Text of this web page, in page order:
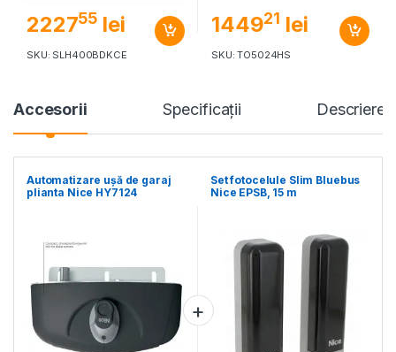
222755 lei
SKU: SLH400BDKCE
144921 lei
SKU: TO5024HS
Accesorii Specificaţii Descriere
Automatizare ușă de garaj
plianta Nice HY7124
Set fotocelule Slim Bluebus
Nice EPSB, 15 m